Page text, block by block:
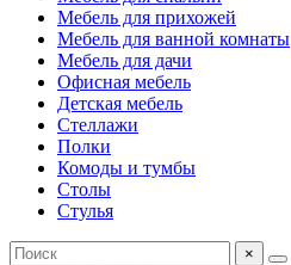
Мебель для прихожей
Мебель для ванной комнаты
Мебель для дачи
Офисная мебель
Детская мебель
Стеллажи
Полки
Комоды и тумбы
Столы
Стулья
×